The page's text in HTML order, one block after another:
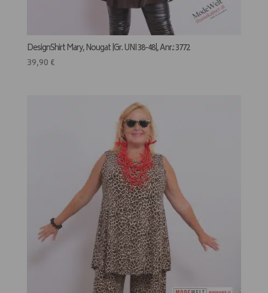
DesignShirt Mary, Nougat |Gr. UNI 38-48|, Anr.: 3772
39,90 €